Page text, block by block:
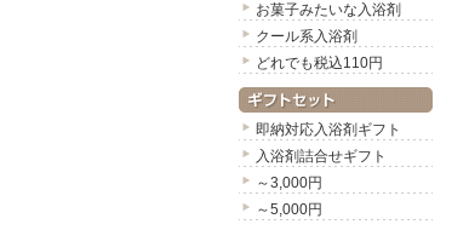
お菓子みたいな入浴剤
クール系入浴剤
どれでも税込110円
即納対応入浴剤ギフト
入浴剤詰合せギフト
～3,000円
～5,000円